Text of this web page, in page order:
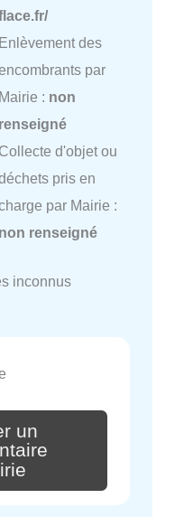
Enlèvement des
par
Mairie : non
renseigné
Collecte d'objet ou
pris en
par Mairie :
non renseigné
inconnus
un